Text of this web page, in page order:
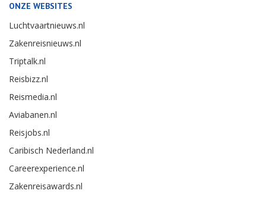
ONZE WEBSITES
Luchtvaartnieuws.nl
Zakenreisnieuws.nl
Triptalk.nl
Reisbizz.nl
Reismedia.nl
Aviabanen.nl
Reisjobs.nl
Caribisch Nederland.nl
Careerexperience.nl
Zakenreisawards.nl